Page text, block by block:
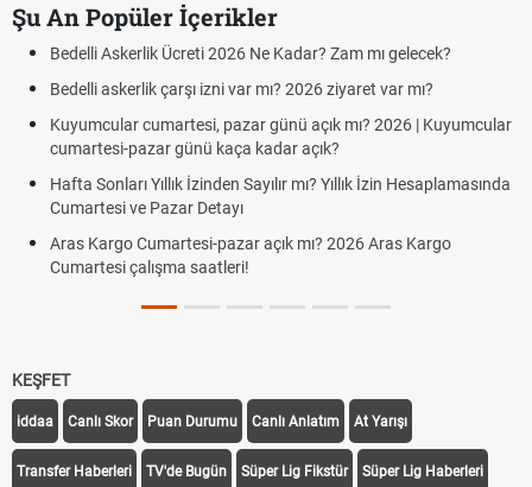
Şu An Popüler İçerikler
Bedelli Askerlik Ücreti 2026 Ne Kadar? Zam mı gelecek?
Bedelli askerlik çarşı izni var mı? 2026 ziyaret var mı?
Kuyumcular cumartesi, pazar günü açık mı? 2026 | Kuyumcular
cumartesi-pazar günü kaça kadar açık?
Hafta Sonları Yıllık İzinden Sayılır mı? Yıllık İzin Hesaplamasında
Cumartesi ve Pazar Detayı
Aras Kargo Cumartesi-pazar açık mı? 2026 Aras Kargo
Cumartesi çalışma saatleri!
KEŞFET
iddaa Canlı Skor Puan Durumu Canlı Anlatım At Yarışı
Transfer Haberleri TV'de Bugün Süper Lig Fikstür Süper Lig Haberleri